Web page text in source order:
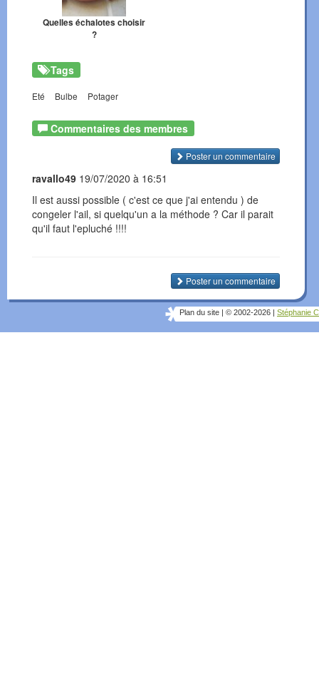
Quelles échalotes choisir
?
Tags
Eté Bulbe Potager
Commentaires des membres
Poster un commentaire
ravallo49 19/07/2020 à 16:51
Il est aussi possible ( c'est ce que j'ai entendu ) de
congeler l'ail, si quelqu'un a la méthode ? Car il parait
qu'il faut l'epluché !!!!
Poster un commentaire
Plan du site © 2002-2026 Stéphanie C